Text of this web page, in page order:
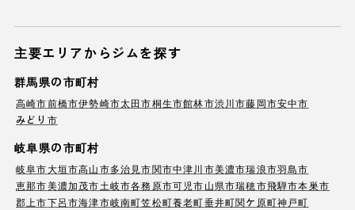
主要エリアからジムを探す
群馬県の市町村
高崎市前橋市伊勢崎市太田市桐生市館林市渋川市藤岡市安中市
みどり市
岐阜県の市町村
岐阜市大垣市高山市多治見市関市中津川市美濃市瑞浪市羽島市
恵那市美濃加茂市土岐市各務原市可児市山県市瑞穂市飛騨市本巣市
郡上市下呂市海津市岐南町笠松町養老町垂井町関ケ原町神戸町